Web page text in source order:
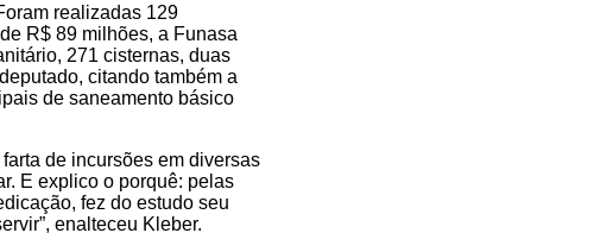
realizadas 129
R$ 89 milhões, a Funasa
271 cisternas, duas
citando também a
de saneamento básico
de incursões em diversas
E explico o porquê: pelas
fez do estudo seu
enalteceu Kleber.